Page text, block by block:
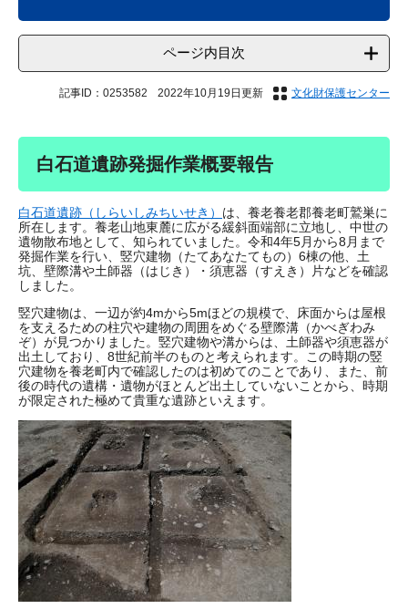
ページ内目次
記事ID：0253582 2022年10月19日更新 文化財保護センター
白石道遺跡発掘作業概要報告
白石道遺跡（しらいしみちいせき） は、養老養老郡養老町鷲巣に
所在します。養老山地東麓に広がる緩斜面端部に立地し、中世の
遺物散布地として、知られていました。令和4年5月から8月まで
発掘作業を行い、竪穴建物（たてあなたてもの）6棟の他、土
坑、壁際溝や土師器（はじき）・須恵器（すえき）片などを確認
しました。
竪穴建物は、一辺が約4mから5mほどの規模で、床面からは屋根
を支えるための柱穴や建物の周囲をめぐる壁際溝（かべぎわみ
ぞ）が見つかりました。竪穴建物や溝からは、土師器や須恵器が
出土しており、8世紀前半のものと考えられます。この時期の竪
穴建物を養老町内で確認したのは初めてのことであり、また、前
後の時代の遺構・遺物がほとんど出土していないことから、時期
が限定された極めて貴重な遺跡といえます。